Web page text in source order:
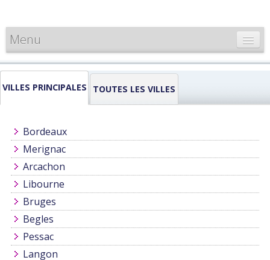
Menu
CARTE DE FRANCE
INFORMATIONS
VILLES PRINCIPALES TOUTES LES VILLES
Bordeaux
Merignac
Arcachon
Libourne
Bruges
Begles
Pessac
Langon